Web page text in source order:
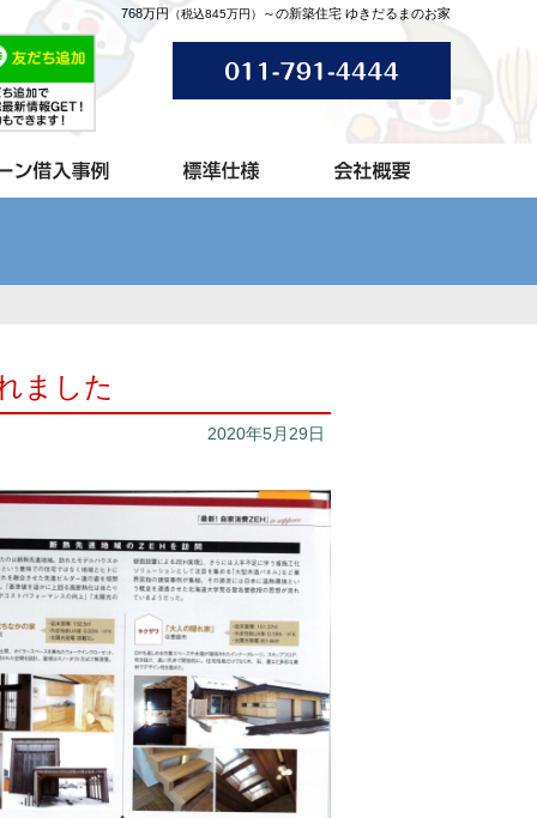
768万円 （税込845万円） ～の新築住宅 ゆきだるまのお家
ました
2020年5月29日